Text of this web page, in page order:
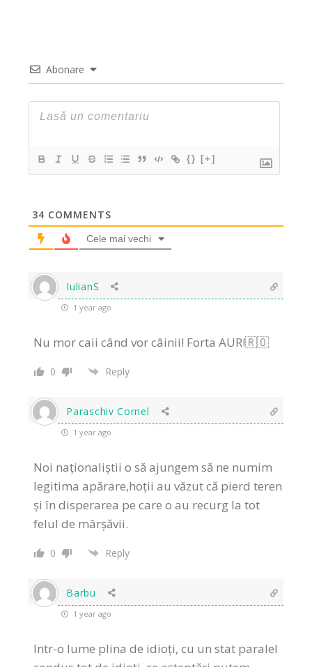
Abonare
{} [+]
34 COMMENTS
Cele mai vechi
IulianS
1 year ago
Nu mor caii când vor câinii! Forta AUR!🇷🇴
0 Reply
Paraschiv Cornel
1 year ago
Noi naționaliștii o să ajungem să ne numim
legitima apărare,hoții au văzut că pierd teren
și în disperarea pe care o au recurg la tot
felul de mârșăvii.
0 Reply
Barbu
1 year ago
Intr-o lume plina de idioți, cu un stat paralel